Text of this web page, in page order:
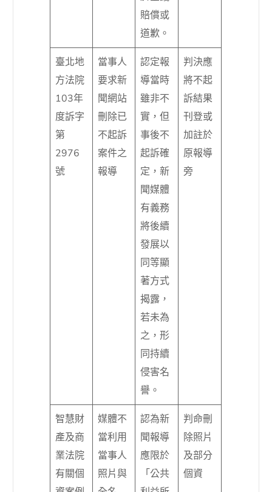
賠償或
道歉。
臺北地
方法院
103年
度訴字
第
2976
號
當事人
要求新
聞網站
刪除已
不起訴
案件之
報導
認定報
導當時
雖非不
實，但
事後不
起訴確
定，新
聞媒體
有義務
將後續
發展以
同等顯
著方式
揭露，
若未為
之，形
同持續
侵害名
譽。
判決應
將不起
訴結果
刊登或
加註於
原報導
旁
智慧財
產及商
業法院
有關個
媒體不
當利用
當事人
照片與
認為新
聞報導
應限於
「公共
判命刪
除照片
及部分
個資